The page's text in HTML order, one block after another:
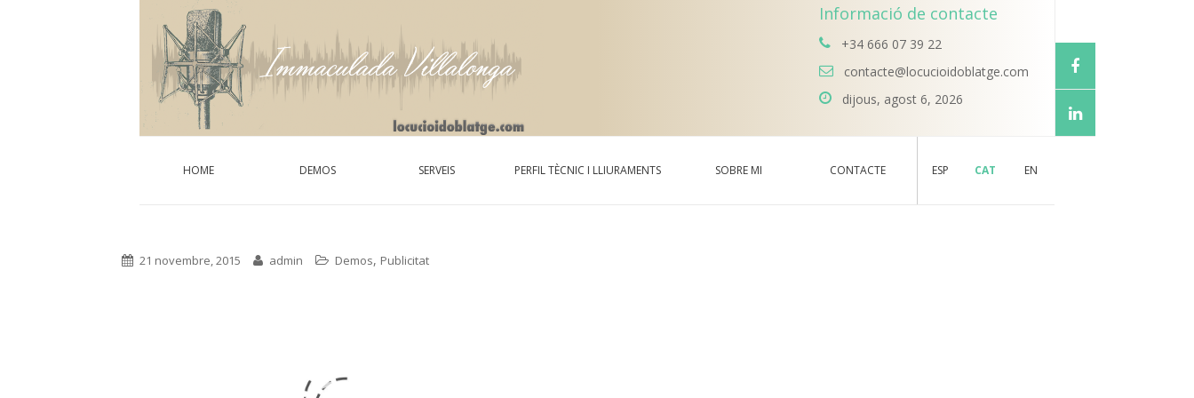
Informació de contacte
+34 666 07 39 22
contacte@locucioidoblatge.com
dijous, agost 6, 2026
HOME DEMOS SERVEIS PERFIL TÈCNIC I LLIURAMENTS SOBRE MI CONTACTE ESP CAT EN
21 novembre, 2015 admin Demos, Publicitat